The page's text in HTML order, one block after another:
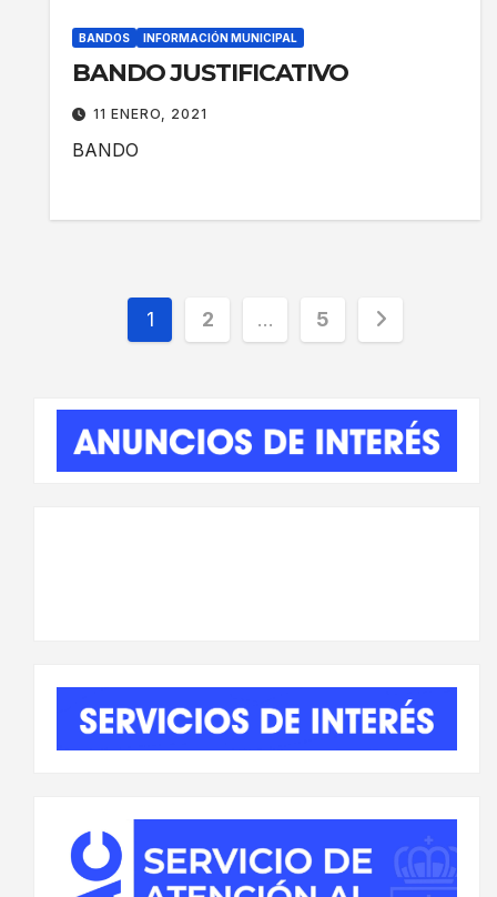
BANDOS INFORMACIÓN MUNICIPAL
BANDO JUSTIFICATIVO
11 ENERO, 2021
BANDO
Paginación
entradas
1 2 … 5